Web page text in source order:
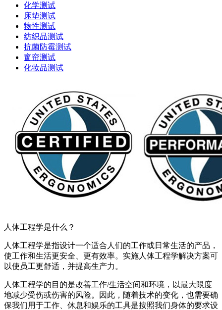
化学测试
床垫测试
物性测试
纺织品测试
抗菌防霉测试
窗帘测试
化妆品测试
人体工程学是什么？
人体工程学是指设计一个适合人们的工作或日常生活的产品，
使工作和生活更安全、更有效率。实施人体工程学解决方案可
以使员工更舒适，并提高生产力。
人体工程学的目的是改善工作/生活空间和环境，以最大限度
地减少受伤或伤害的风险。因此，随着技术的变化，也需要确
保我们用于工作、休息和娱乐的工具是按照我们身体的要求设